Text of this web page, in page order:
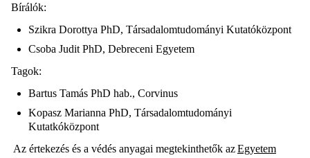
Bírálók:
Szikra Dorottya PhD, Társadalomtudományi Kutatóközpont
Csoba Judit PhD, Debreceni Egyetem
Tagok:
Bartus Tamás PhD hab., Corvinus
Kopasz Marianna PhD, Társadalomtudományi
Kutatkóközpont
Az értekezés és a védés anyagai megtekinthetők azEgyetem